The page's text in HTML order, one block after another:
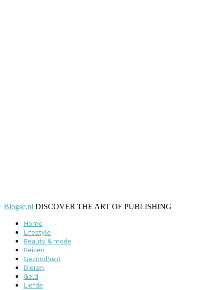
Blogse.nl DISCOVER THE ART OF PUBLISHING
Home
Lifestyle
Beauty & mode
Reizen
Gezondheid
Dieren
Geld
Liefde